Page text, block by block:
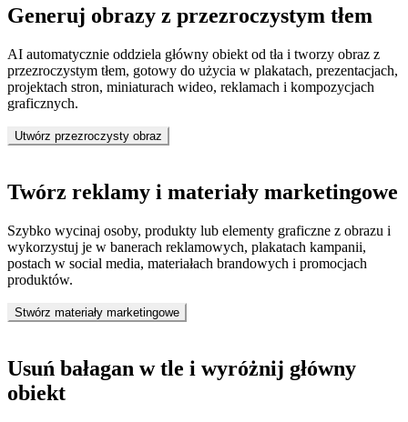
Generuj obrazy z przezroczystym tłem
AI automatycznie oddziela główny obiekt od tła i tworzy obraz z
przezroczystym tłem, gotowy do użycia w plakatach, prezentacjach,
projektach stron, miniaturach wideo, reklamach i kompozycjach
graficznych.
Utwórz przezroczysty obraz
Twórz reklamy i materiały marketingowe
Szybko wycinaj osoby, produkty lub elementy graficzne z obrazu i
wykorzystuj je w banerach reklamowych, plakatach kampanii,
postach w social media, materiałach brandowych i promocjach
produktów.
Stwórz materiały marketingowe
Usuń bałagan w tle i wyróżnij główny
obiekt